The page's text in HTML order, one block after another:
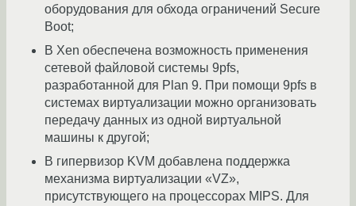
оборудования для обхода ограничений Secure
Boot;
В Xen обеспечена возможность применения
сетевой файловой системы 9pfs,
разработанной для Plan 9. При помощи 9pfs в
системах виртуализации можно организовать
передачу данных из одной виртуальной
машины к другой;
В гипервизор KVM добавлена поддержка
механизма виртуализации «VZ»,
присутствующего на процессорах MIPS. Для